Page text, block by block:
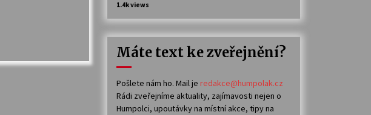
1.4k views
Máte text ke zveřejnění?
Pošlete nám ho. Mail je redakce@humpolak.cz
Rádi zveřejníme aktuality, zajímavosti nejen o
Humpolci, upoutávky na místní akce, tipy na